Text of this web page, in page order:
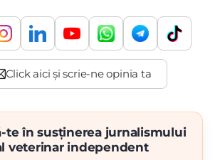
te în susținerea jurnalismului
veterinar independent